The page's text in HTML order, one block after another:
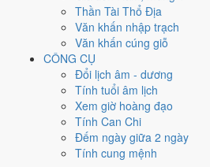
Thần Tài Thổ Địa
Văn khấn nhập trạch
Văn khấn cúng giỗ
CÔNG CỤ
Đổi lịch âm - dương
Tính tuổi âm lịch
Xem giờ hoàng đạo
Tính Can Chi
Đếm ngày giữa 2 ngày
Tính cung mệnh
Xấu
Cưới hỏi - đính hôn hôm nay ở
Sao Nguy và Ngày Hắc Đạo
Cách tính ngày tốt
Khai trương - mở cửa hàng
Trung bình
Khai trương - mở cửa hàng hôm
nhờ hợp Trực Mãn, nhưng Sao
giảm điểm.